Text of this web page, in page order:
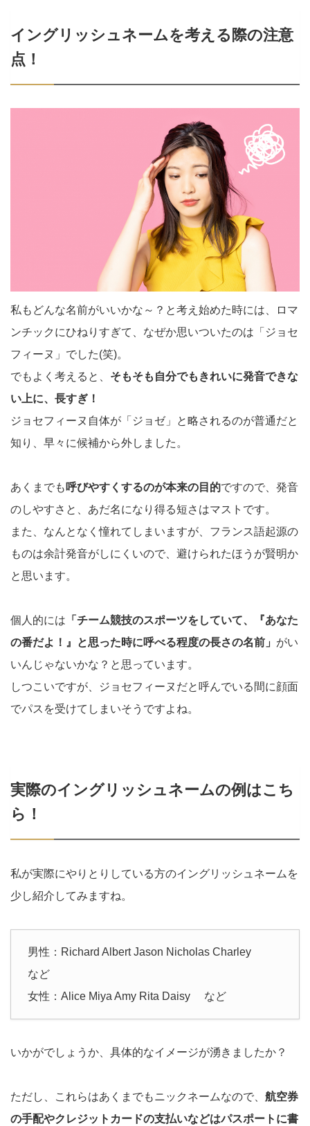
イングリッシュネームを考える際の注意
点！
私もどんな名前がいいかな～？と考え始めた時には、ロマ
ンチックにひねりすぎて、なぜか思いついたのは「ジョセ
フィーヌ」でした(笑)。
でもよく考えると、 そもそも自分でもきれいに発音できな
い上に、長すぎ！
ジョセフィーヌ自体が「ジョゼ」と略されるのが普通だと
知り、早々に候補から外しました。
あくまでも 呼びやすくするのが本来の目的ですので、発音
のしやすさと、あだ名になり得る短さはマストです。
また、なんとなく憧れてしまいますが、フランス語起源の
ものは余計発音がしにくいので、避けられたほうが賢明か
と思います。
個人的には 「チーム競技のスポーツをしていて、『あなた
の番だよ！』と思った時に呼べる程度の長さの名前」 がい
いんじゃないかな？と思っています。
しつこいですが、ジョセフィーヌだと呼んでいる間に顔面
でパスを受けてしまいそうですよね。
実際のイングリッシュネームの例はこち
ら！
私が実際にやりとりしている方のイングリッシュネームを
少し紹介してみますね。
男性：Richard Albert Jason Nicholas Charley
など
女性：Alice Miya Amy Rita Daisy など
いかがでしょうか、具体的なイメージが湧きましたか？
ただし、これらはあくまでもニックネームなので、 航空券
の手配やクレジットカードの支払いなどはパスポートに書